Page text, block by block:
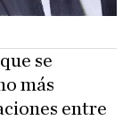
se
más
entre